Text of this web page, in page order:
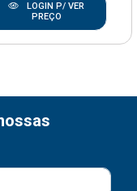
LOGIN P/ VER
PREÇO